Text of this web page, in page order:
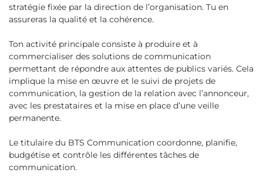
stratégie fixée par la direction de l’organisation. Tu en
assureras la qualité et la cohérence.
Ton activité principale consiste à produire et à
commercialiser des solutions de communication
permettant de répondre aux attentes de publics variés. Cela
implique la mise en œuvre et le suivi de projets de
communication, la gestion de la relation avec l’annonceur,
avec les prestataires et la mise en place d’une veille
permanente.
Le titulaire du BTS Communication coordonne, planifie,
budgétise et contrôle les différentes tâches de
communication.